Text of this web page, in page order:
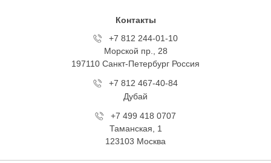
Контакты
+7 812 244-01-10
Морской пр., 28
197110 Санкт-Петербург Росcия
+7 812 467-40-84
Дубай
+7 499 418 0707
Таманская, 1
123103 Москва